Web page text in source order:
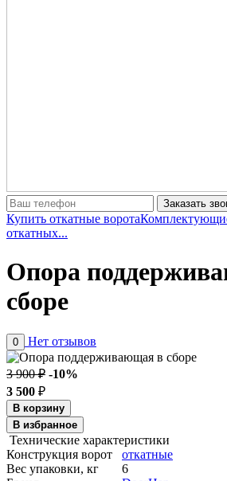
Заказать
Купить откатные ворота
откатных...
Опора
сборе
0 Нет отзывов
3 900 ₽ -10%
3 500 ₽
В корзину
В избранное
Технические характеристики
Конструкция ворот
откатные
Вес упаковки, кг
6